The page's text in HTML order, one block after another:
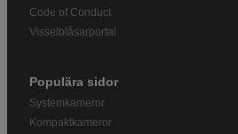
Code of Conduct
Visselblåsarportal
Populära sidor
Systemkameror
Kompaktkameror